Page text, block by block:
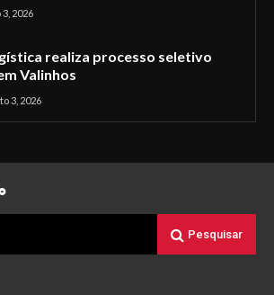
2026
realiza processo seletivo
Valinhos
3, 2026
Pesquisar